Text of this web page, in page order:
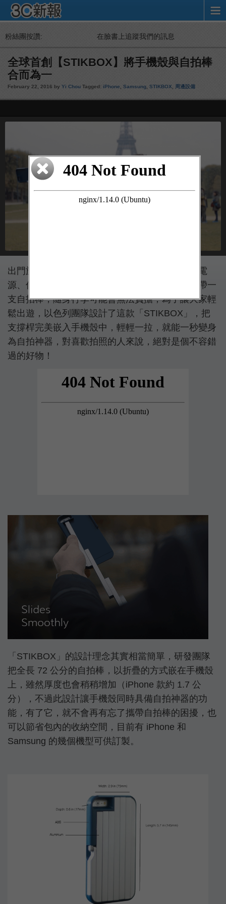
粉絲團按讚: 在臉書上追蹤我們的訊息
全球首創【STIKBOX】將手機殼與自拍棒
合而為一
February 22, 2016 by Yi Chou Tagged: iPhone Samsung STIKBOX 周邊設備
出門旅遊時想攜帶的東西實在太多了，除了行動電
源、傳輸線、藍芽喇叭等配備外，如果還要再攜帶一
支自拍棒，隨身行李可能會無法負擔；為了讓大家輕
鬆出遊，以色列團隊設計了這款「STIKBOX」，把
支撐桿完美嵌入手機殼中，輕輕一拉，就能一秒變身
為自拍神器，對喜歡拍照的人來說，絕對是個不容錯
過的好物！
「STIKBOX」的設計理念其實相當簡單，研發團隊
把全長 72 公分的自拍棒，以折疊的方式嵌在手機殼
上，雖然厚度也會稍稍增加（iPhone 款約 1.7 公
分），不過此設計讓手機殼同時具備自拍神器的功
能，有了它，就不會再有忘了攜帶自拍棒的困擾，也
可以節省包內的收納空間，目前有 iPhone 和
Samsung 的幾個機型可供訂製。